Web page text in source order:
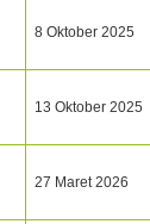
8 Oktober 2025
13 Oktober 2025
27 Maret 2026